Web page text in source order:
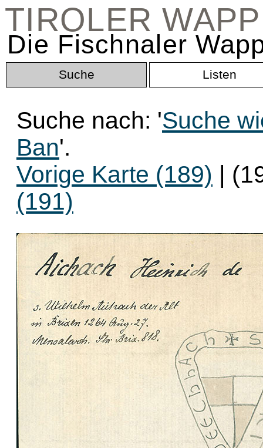
TIROLER
Die Fischnaler
Suche Listen
Suche nach: 'Suche
Ban'.
Vorige Karte (189) |
(191)